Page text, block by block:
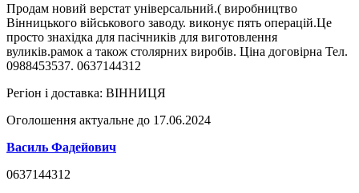
Продам новий верстат універсальний.( виробництво
Вінницького військового заводу. виконує пять операцій.Це
просто знахідка для пасічників для виготовлення
вуликів.рамок а також столярних виробів. Ціна договірна Тел.
0988453537. 0637144312
Регіон і доставка: ВІННИЦЯ
Оголошення актуальне до 17.06.2024
Василь Фадейович
0637144312